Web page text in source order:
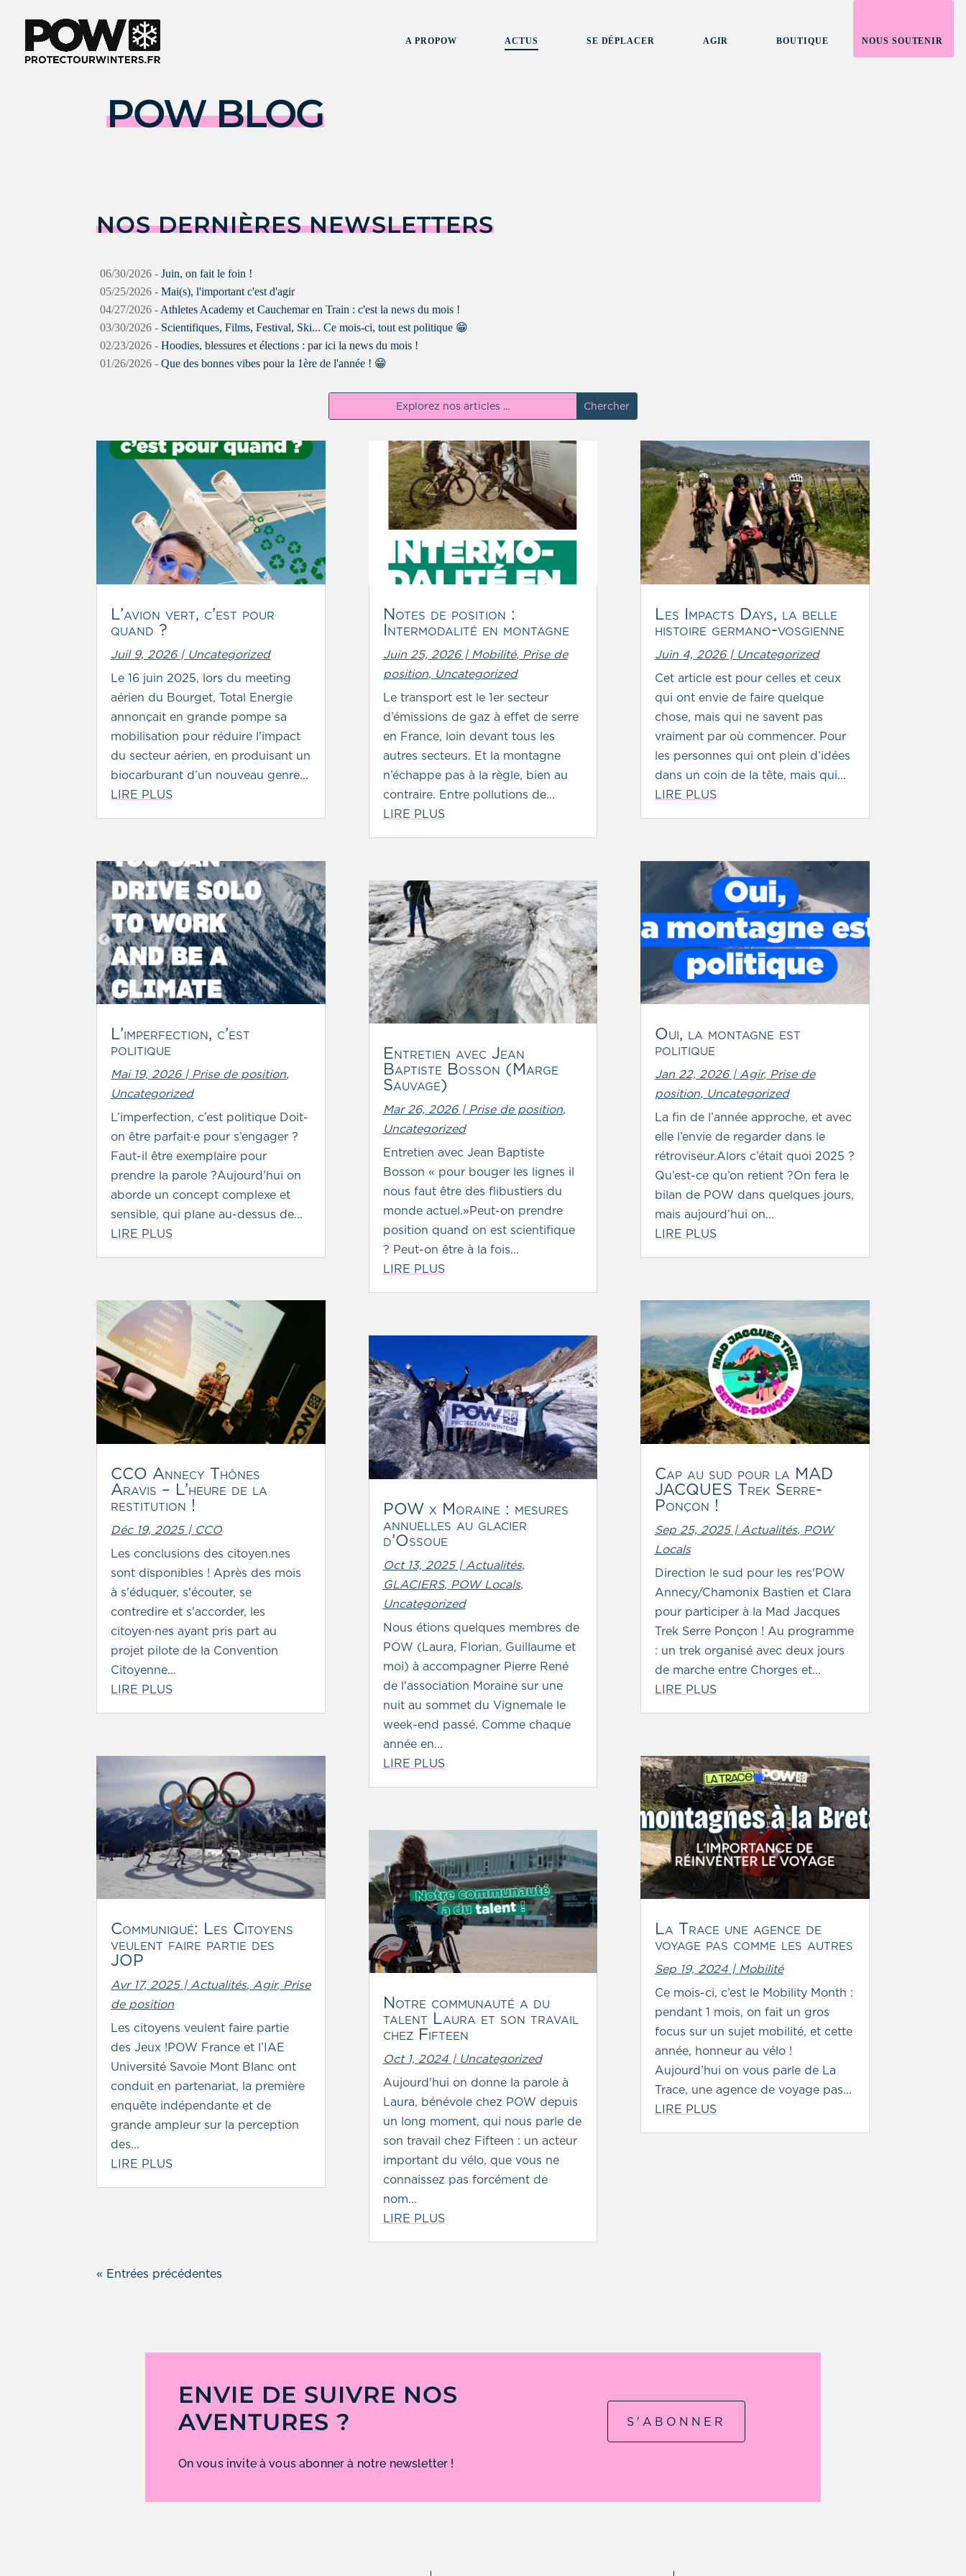
A PROPOW ACTUS SE DÉPLACER AGIR BOUTIQUE NOUS SOUTENIR
POW BLOG
NOS DERNIÈRES NEWSLETTERS
06/30/2026 -Juin, on fait le foin !
05/25/2026 -Mai(s), l'important c'est d'agir
04/27/2026 - Athletes Academy et Cauchemar en Train : c'est la news du mois !
03/30/2026 - Scientifiques, Films, Festival, Ski... Ce mois-ci, tout est politique 😁
02/23/2026 -Hoodies, blessures et élections : par ici la news du mois !
01/26/2026 -Que des bonnes vibes pour la 1ère de l'année ! 😁
L’avion vert, c’est pour
quand ?
Juil 9, 2026| Uncategorized
Le 16 juin 2025, lors du meeting
aérien du Bourget, Total Energie
annonçait en grande pompe sa
mobilisation pour réduire l’impact
du secteur aérien, en produisant un
biocarburant d’un nouveau genre...
LIRE PLUS
L’imperfection, c’est
politique
Mai 19, 2026| Prise de position,
Uncategorized
L’imperfection, c’est politique Doit-
on être parfait·e pour s’engager ?
Faut-il être exemplaire pour
prendre la parole ?Aujourd’hui on
aborde un concept complexe et
sensible, qui plane au-dessus de...
LIRE PLUS
CCO Annecy Thônes
Aravis – L’heure de la
restitution !
Déc 19, 2025| CCO
Les conclusions des citoyen.nes
sont disponibles ! Après des mois
à s'éduquer, s'écouter, se
contredire et s'accorder, les
citoyen·nes ayant pris part au
projet pilote de la Convention
Citoyenne...
LIRE PLUS
Communiqué: Les Citoyens
veulent faire partie des
JOP
Avr 17, 2025| Actualités, Agir, Prise
de position
Les citoyens veulent faire partie
des Jeux !POW France et l’IAE
Université Savoie Mont Blanc ont
conduit en partenariat, la première
enquête indépendante et de
grande ampleur sur la perception
des...
LIRE PLUS
Notes de position :
Intermodalité en montagne
Juin 25, 2026| Mobilité, Prise de
position, Uncategorized
Le transport est le 1er secteur
d’émissions de gaz à effet de serre
en France, loin devant tous les
autres secteurs. Et la montagne
n’échappe pas à la règle, bien au
contraire. Entre pollutions de...
LIRE PLUS
Entretien avec Jean
Baptiste Bosson (Marge
Sauvage)
Mar 26, 2026| Prise de position,
Uncategorized
Entretien avec Jean Baptiste
Bosson « pour bouger les lignes il
nous faut être des flibustiers du
monde actuel.»Peut-on prendre
position quand on est scientifique
? Peut-on être à la fois...
LIRE PLUS
POW x Moraine : mesures
annuelles au glacier
d’Ossoue
Oct 13, 2025| Actualités,
GLACIERS, POW Locals,
Uncategorized
Nous étions quelques membres de
POW (Laura, Florian, Guillaume et
moi) à accompagner Pierre René
de l'association Moraine sur une
nuit au sommet du Vignemale le
week-end passé. Comme chaque
année en...
LIRE PLUS
Notre communauté a du
talent Laura et son travail
chez Fifteen
Oct 1, 2024| Uncategorized
Aujourd'hui on donne la parole à
Laura, bénévole chez POW depuis
un long moment, qui nous parle de
son travail chez Fifteen : un acteur
important du vélo, que vous ne
connaissez pas forcément de
nom...
LIRE PLUS
Les Impacts Days, la belle
histoire germano-vosgienne
Juin 4, 2026| Uncategorized
Cet article est pour celles et ceux
qui ont envie de faire quelque
chose, mais qui ne savent pas
vraiment par où commencer. Pour
les personnes qui ont plein d’idées
dans un coin de la tête, mais qui...
LIRE PLUS
Oui, la montagne est
politique
Jan 22, 2026| Agir, Prise de
position, Uncategorized
La fin de l’année approche, et avec
elle l’envie de regarder dans le
rétroviseur.Alors c’était quoi 2025 ?
Qu’est-ce qu’on retient ?On fera le
bilan de POW dans quelques jours,
mais aujourd’hui on...
LIRE PLUS
Cap au sud pour la MAD
JACQUES Trek Serre-
Ponçon !
Sep 25, 2025| Actualités, POW
Locals
Direction le sud pour les res'POW
Annecy/Chamonix Bastien et Clara
pour participer à la Mad Jacques
Trek Serre Ponçon ! Au programme
: un trek organisé avec deux jours
de marche entre Chorges et...
LIRE PLUS
La Trace une agence de
voyage pas comme les autres
Sep 19, 2024| Mobilité
Ce mois-ci, c’est le Mobility Month :
pendant 1 mois, on fait un gros
focus sur un sujet mobilité, et cette
année, honneur au vélo !
Aujourd’hui on vous parle de La
Trace, une agence de voyage pas...
LIRE PLUS
« Entrées précédentes
ENVIE DE SUIVRE NOS
AVENTURES ?
On vous invite à vous abonner à notre newsletter !
S'ABONNER